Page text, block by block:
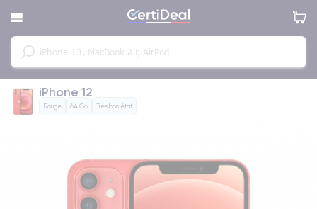
iPhone 12
Rouge 64 Go Très bon état